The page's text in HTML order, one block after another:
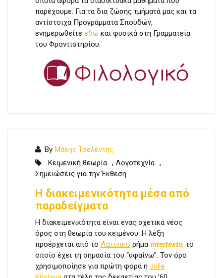
παρέχουμε. Για τα δια ζώσης τμήματά μας και τα
αντίστοιχα Προγράμματα Σπουδών,
ενημερωθείτε εδώ και φυσικά στη Γραμματεία
του Φροντιστηρίου.
By Μάκης Τσελέντης
Κειμενική θεωρία , Λογοτεχνία ,
Σημειώσεις για την Έκθεση
Η διακειμενικότητα μέσα από
παραδείγματα
Η διακειμενικότητα είναι ένας σχετικά νέος
όρος στη θεωρία του κειμένου. Η λέξη
προέρχεται από το Λατινικό ρήμα intertexto, το
οποίο έχει τη σημασία του “υφαίνω”. Τον όρο
χρησιμοποίησε για πρώτη φορά η Julia